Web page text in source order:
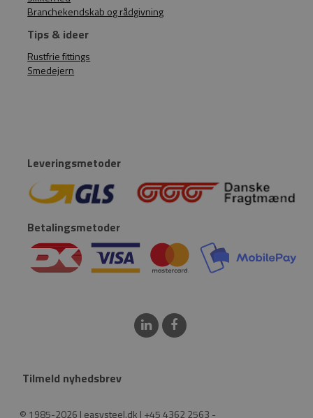
Branchekendskab og rådgivning
Tips & ideer
Rustfrie fittings
Smedejern
Leveringsmetoder
Betalingsmetoder
Tilmeld nyhedsbrev
© 1985-2026 | easysteel.dk | +45 4362 2563 -